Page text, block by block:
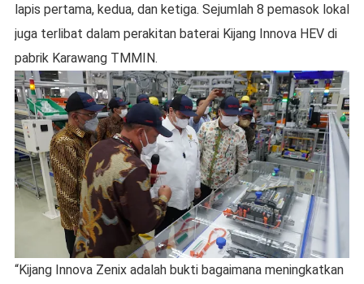
lapis pertama, kedua, dan ketiga. Sejumlah 8 pemasok lokal
juga terlibat dalam perakitan baterai Kijang Innova HEV di
pabrik Karawang TMMIN.
“Kijang Innova Zenix adalah bukti bagaimana meningkatkan